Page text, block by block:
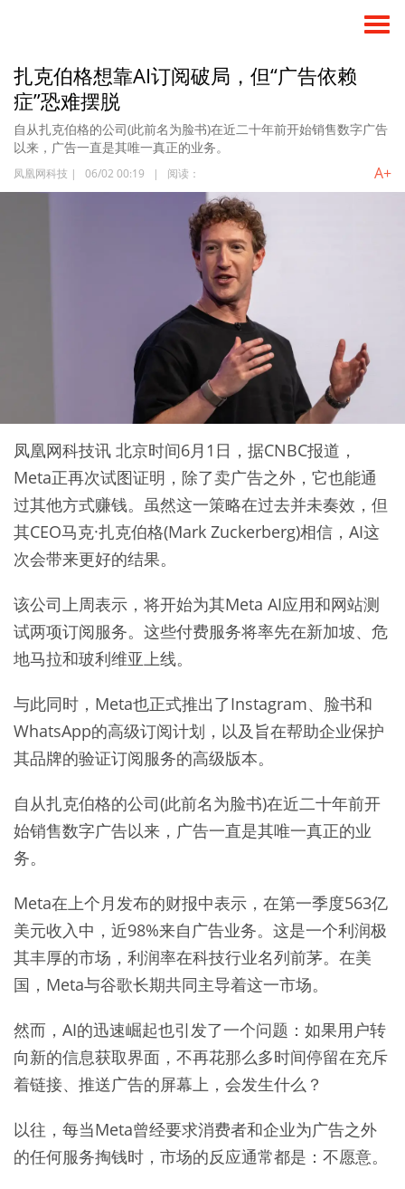
扎克伯格想靠AI订阅破局，但“广告依赖
症”恐难摆脱
自从扎克伯格的公司(此前名为脸书)在近二十年前开始销售数字广告
以来，广告一直是其唯一真正的业务。
凤凰网科技 | 06/02 00:19 | 阅读： A+
凤凰网科技讯 北京时间6月1日，据CNBC报道，
Meta正再次试图证明，除了卖广告之外，它也能通
过其他方式赚钱。虽然这一策略在过去并未奏效，但
其CEO马克·扎克伯格(Mark Zuckerberg)相信，AI这
次会带来更好的结果。
该公司上周表示，将开始为其Meta AI应用和网站测
试两项订阅服务。这些付费服务将率先在新加坡、危
地马拉和玻利维亚上线。
与此同时，Meta也正式推出了Instagram、脸书和
WhatsApp的高级订阅计划，以及旨在帮助企业保护
其品牌的验证订阅服务的高级版本。
自从扎克伯格的公司(此前名为脸书)在近二十年前开
始销售数字广告以来，广告一直是其唯一真正的业
务。
Meta在上个月发布的财报中表示，在第一季度563亿
美元收入中，近98%来自广告业务。这是一个利润极
其丰厚的市场，利润率在科技行业名列前茅。在美
国，Meta与谷歌长期共同主导着这一市场。
然而，AI的迅速崛起也引发了一个问题：如果用户转
向新的信息获取界面，不再花那么多时间停留在充斥
着链接、推送广告的屏幕上，会发生什么？
以往，每当Meta曾经要求消费者和企业为广告之外
的任何服务掏钱时，市场的反应通常都是：不愿意。